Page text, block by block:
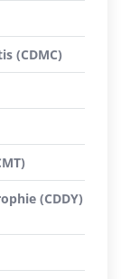
(CDMC)
(CDDY)